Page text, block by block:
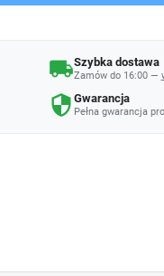
local_shippingSzybka dostawa
Zamów do 16:00 —
security Gwarancja
Pełna gwarancja